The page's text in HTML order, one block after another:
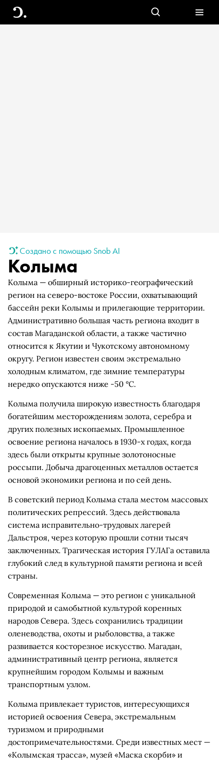
Создано с помощью Snob AI
Колыма
Колыма — обширный историко-географический
регион на северо-востоке России, охватывающий
бассейн реки Колымы и прилегающие территории.
Административно большая часть региона входит в
состав Магаданской области, а также частично
относится к Якутии и Чукотскому автономному
округу. Регион известен своим экстремально
холодным климатом, где зимние температуры
нередко опускаются ниже -50 °C.
Колыма получила широкую известность благодаря
богатейшим месторождениям золота, серебра и
других полезных ископаемых. Промышленное
освоение региона началось в 1930-х годах, когда
здесь были открыты крупные золотоносные
россыпи. Добыча драгоценных металлов остается
основой экономики региона и по сей день.
В советский период Колыма стала местом массовых
политических репрессий. Здесь действовала
система исправительно-трудовых лагерей
Дальстроя, через которую прошли сотни тысяч
заключенных. Трагическая история ГУЛАГа оставила
глубокий след в культурной памяти региона и всей
страны.
Современная Колыма — это регион с уникальной
природой и самобытной культурой коренных
народов Севера. Здесь сохранились традиции
оленеводства, охоты и рыболовства, а также
развивается косторезное искусство. Магадан,
административный центр региона, является
крупнейшим городом Колымы и важным
транспортным узлом.
Колыма привлекает туристов, интересующихся
историей освоения Севера, экстремальным
туризмом и природными
достопримечательностями. Среди известных мест —
«Колымская трасса», музей «Маска скорби» и